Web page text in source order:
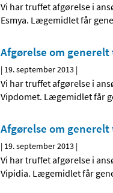
Vi har truffet afgørelse i
Esmya. Lægemidlet får
Afgørelse om
| 19. september 2013 |
Vi har truffet afgørelse i
Vipdomet. Lægemidlet får
Afgørelse om
| 19. september 2013 |
Vi har truffet afgørelse i
Vipidia. Lægemidlet får